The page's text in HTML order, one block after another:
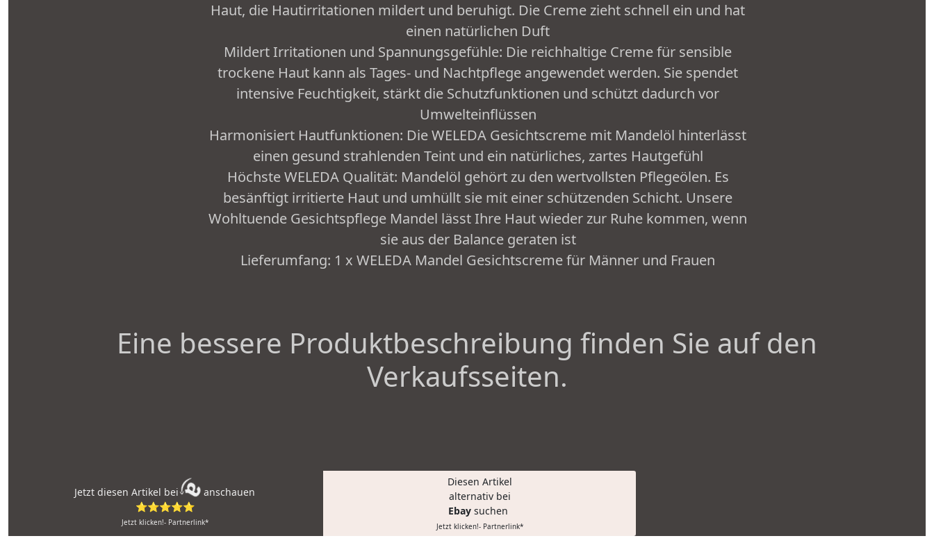
Haut, die Hautirritationen mildert und beruhigt. Die Creme zieht schnell ein und hat
einen natürlichen Duft
Mildert Irritationen und Spannungsgefühle: Die reichhaltige Creme für sensible
trockene Haut kann als Tages- und Nachtpflege angewendet werden. Sie spendet
intensive Feuchtigkeit, stärkt die Schutzfunktionen und schützt dadurch vor
Umwelteinflüssen
Harmonisiert Hautfunktionen: Die WELEDA Gesichtscreme mit Mandelöl hinterlässt
einen gesund strahlenden Teint und ein natürliches, zartes Hautgefühl
Höchste WELEDA Qualität: Mandelöl gehört zu den wertvollsten Pflegeölen. Es
besänftigt irritierte Haut und umhüllt sie mit einer schützenden Schicht. Unsere
Wohltuende Gesichtspflege Mandel lässt Ihre Haut wieder zur Ruhe kommen, wenn
sie aus der Balance geraten ist
Lieferumfang: 1 x WELEDA Mandel Gesichtscreme für Männer und Frauen
Eine bessere Produktbeschreibung finden Sie auf den
Verkaufsseiten.
Jetzt diesen Artikel bei
anschauen
⭐⭐⭐⭐⭐
Jetzt klicken!- Partnerlink*
Diesen Artikel
alternativ bei
Ebay suchen
Jetzt klicken!- Partnerlink*